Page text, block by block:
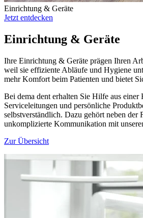
Einrichtung & Geräte
Jetzt entdecken
Einrichtung & Geräte
Ihre Einrichtung & Geräte prägen Ihren
weil sie effiziente Abläufe und Hygiene
mehr Komfort beim Patienten und bietet
Bei dema dent erhalten Sie Hilfe aus einer
Serviceleitungen und persönliche
selbstverständlich. Dazu gehört neben der
unkomplizierte Kommunikation mit
Zur Übersicht